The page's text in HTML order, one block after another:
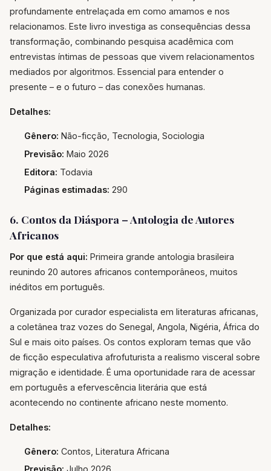
profundamente entrelaçada em como amamos e nos
relacionamos. Este livro investiga as consequências dessa
transformação, combinando pesquisa acadêmica com
entrevistas íntimas de pessoas que vivem relacionamentos
mediados por algoritmos. Essencial para entender o
presente – e o futuro – das conexões humanas.
Detalhes:
Gênero: Não-ficção, Tecnologia, Sociologia
Previsão: Maio 2026
Editora: Todavia
Páginas estimadas: 290
6. Contos da Diáspora – Antologia de Autores
Africanos
Por que está aqui: Primeira grande antologia brasileira
reunindo 20 autores africanos contemporâneos, muitos
inéditos em português.
Organizada por curador especialista em literaturas africanas,
a coletânea traz vozes do Senegal, Angola, Nigéria, África do
Sul e mais oito países. Os contos exploram temas que vão
de ficção especulativa afrofuturista a realismo visceral sobre
migração e identidade. É uma oportunidade rara de acessar
em português a efervescência literária que está
acontecendo no continente africano neste momento.
Detalhes:
Gênero: Contos, Literatura Africana